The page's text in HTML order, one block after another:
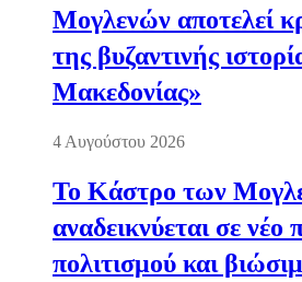
Μογλενών αποτελεί
της βυζαντινής
Μακεδονίας»
4 Αυγούστου 2026
Το Κάστρο των
αναδεικνύεται σε νέο
πολιτισμού και